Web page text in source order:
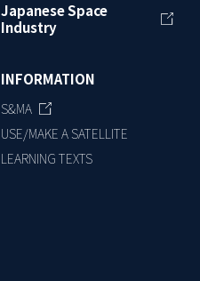
Japanese Space
Industry
INFORMATION
S&MA
USE/MAKE A SATELLITE
LEARNING TEXTS